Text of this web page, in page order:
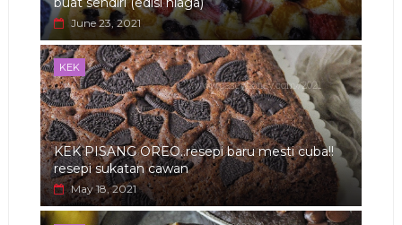
June 23, 2021
KEK
KEK PISANG OREO..resepi baru mesti cuba!!
resepi sukatan cawan
May 18, 2021